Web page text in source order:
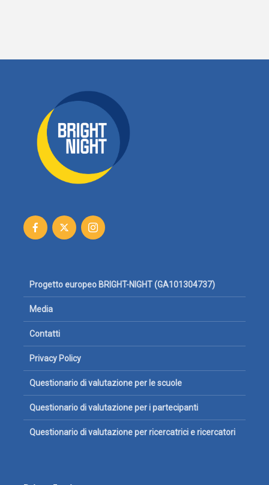
Progetto europeo BRIGHT-NIGHT (GA101304737)
Media
Contatti
Privacy Policy
Questionario di valutazione per le scuole
Questionario di valutazione per i partecipanti
Questionario di valutazione per ricercatrici e ricercatori